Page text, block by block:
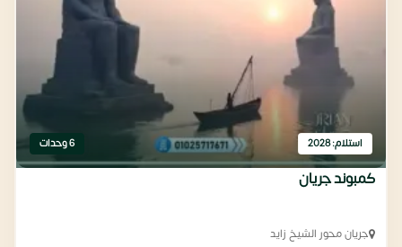
استلام: 2028 6 وحدات
كمبوند جريان
جريان محور الشيخ زايد